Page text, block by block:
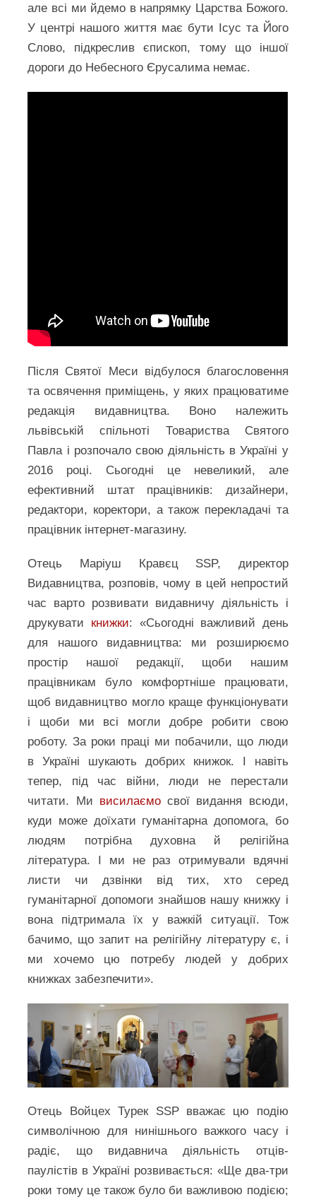
але всі ми йдемо в напрямку Царства Божого.
У центрі нашого життя має бути Ісус та Його
Слово, підкреслив єпископ, тому що іншої
дороги до Небесного Єрусалима немає.
Після Святої Меси відбулося благословення
та освячення приміщень, у яких працюватиме
редакція видавництва. Воно належить
львівській спільноті Товариства Святого
Павла і розпочало свою діяльність в Україні у
2016 році. Сьогодні це невеликий, але
ефективний штат працівників: дизайнери,
редактори, коректори, а також перекладачі та
працівник інтернет-магазину.
Отець Маріуш Кравєц SSP, директор
Видавництва, розповів, чому в цей непростий
час варто розвивати видавничу діяльність і
друкувати книжки: «Сьогодні важливий день
для нашого видавництва: ми розширюємо
простір нашої редакції, щоби нашим
працівникам було комфортніше працювати,
щоб видавництво могло краще функціонувати
і щоби ми всі могли добре робити свою
роботу. За роки праці ми побачили, що люди
в Україні шукають добрих книжок. І навіть
тепер, під час війни, люди не перестали
читати. Ми висилаємосвої видання всюди,
куди може доїхати гуманітарна допомога, бо
людям потрібна духовна й релігійна
література. І ми не раз отримували вдячні
листи чи дзвінки від тих, хто серед
гуманітарної допомоги знайшов нашу книжку і
вона підтримала їх у важкій ситуації. Тож
бачимо, що запит на релігійну літературу є, і
ми хочемо цю потребу людей у добрих
книжках забезпечити».
Отець Войцех Турек SSP вважає цю подію
символічною для нинішнього важкого часу і
радіє, що видавнича діяльність отців-
паулістів в Україні розвивається: «Ще два-три
роки тому це також було би важливою подією;